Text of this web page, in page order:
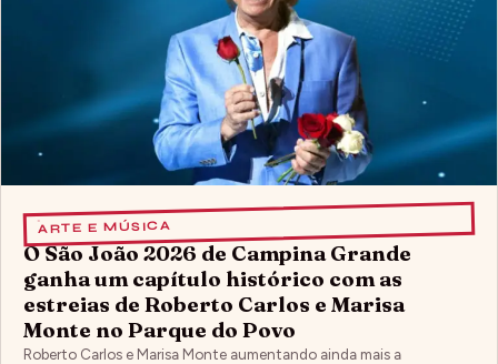
ARTE E MÚSICA
O São João 2026 de Campina Grande
ganha um capítulo histórico com as
estreias de Roberto Carlos e Marisa
Monte no Parque do Povo
Roberto Carlos e Marisa Monte aumentando ainda mais a